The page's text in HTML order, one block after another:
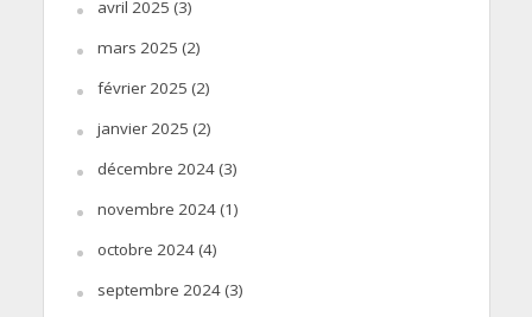
avril 2025 (3)
mars 2025 (2)
février 2025 (2)
janvier 2025 (2)
décembre 2024(3)
novembre 2024(1)
octobre 2024(4)
septembre 2024(3)